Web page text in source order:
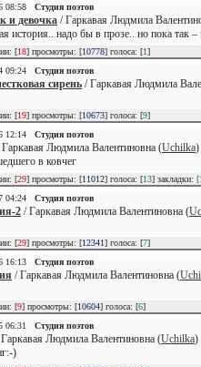
08:58
Студия поэтов
и девочка / Гаркавая Людмила
история.. надо бы в прозе.. но пока так
[18] просмотры: [10778] голоса: [1]
09:24
Студия поэтов
сирень / Гаркавая Людмила
[19] просмотры: [10673] голоса: [9]
12:14
Студия поэтов
Гаркавая Людмила Валентиновна (Uchilka)
в ковчег
[29] просмотры: [11012] голоса: [13] закладки:
04:24
Студия поэтов
2 / Гаркавая Людмила Валентиновна (
[29] просмотры: [12341] голоса: [7]
16:13
Студия поэтов
/ Гаркавая Людмила Валентиновна (
[9] просмотры: [10604] голоса: [6]
06:31
Студия поэтов
Людмила Валентиновна (Uchilka)
)